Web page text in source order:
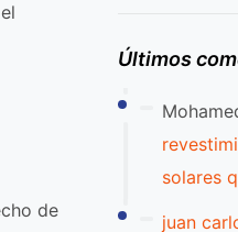
de
Últimos
solares
juan